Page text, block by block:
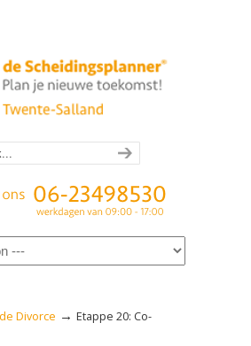
Divorce → Etappe 20: Co-